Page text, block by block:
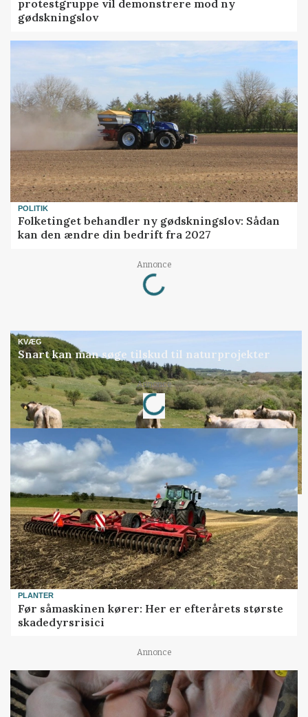
protestgruppe vil demonstrere mod ny
gødskningslov
POLITIK
Folketinget behandler ny gødskningslov: Sådan
kan den ændre din bedrift fra 2027
Annonce
Loading...
KVÆG
Snart kan man søge tilskud til naturprojekter
Annonce
Loading...
PLANTER
Før såmaskinen kører: Her er efterårets største
skadedyrsrisici
Annonce